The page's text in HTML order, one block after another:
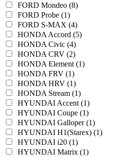
FORD Mondeo (8)
FORD Probe (1)
FORD S-MAX (4)
HONDA Accord (5)
HONDA Civic (4)
HONDA CRV (2)
HONDA Element (1)
HONDA FRV (1)
HONDA HRV (1)
HONDA Stream (1)
HYUNDAI Accent (1)
HYUNDAI Coupe (1)
HYUNDAI Galloper (1)
HYUNDAI H1(Starex) (1)
HYUNDAI i20 (1)
HYUNDAI Matrix (1)